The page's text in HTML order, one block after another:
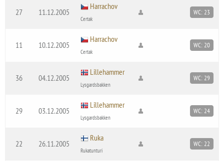
27 11.12.2005
Harrachov
Certak
WC: 23
11 10.12.2005
Harrachov
Certak
WC: 20
36 04.12.2005
Lillehammer
Lysgardsbakken
WC: 29
29 03.12.2005
Lillehammer
Lysgardsbakken
WC: 24
22 26.11.2005
Ruka
Rukatunturi
WC: 22